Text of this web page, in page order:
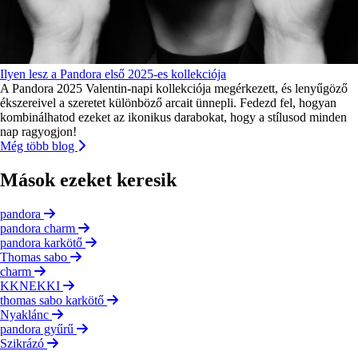
Ilyen lesz a Pandora első 2025-es kollekciója
A Pandora 2025 Valentin-napi kollekciója megérkezett, és lenyűgöző
ékszereivel a szeretet különböző arcait ünnepli. Fedezd fel, hogyan
kombinálhatod ezeket az ikonikus darabokat, hogy a stílusod minden
nap ragyogjon!
Még több blog
Mások ezeket keresik
pandora
pandora charm
pandora karkötő
Thomas sabo
charm
KKNEKKI
thomas sabo karkötő
Nyaklánc
pandora gyűrű
Szikrázó